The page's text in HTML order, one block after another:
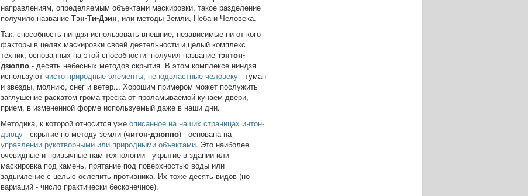
направлениям, определяемым объектами маскировки, такое разделение
получило название Тэн-Ти-Дзин, или методы Земли, Неба и Человека.
Так, способность ниндзя использовать внешние, независимые ни от кого
факторы в целях маскировки своей деятельности и целый комплекс
техник, основанных на этой способности получил название тэнтон-
дзюппо - десять небесных методов скрытия. В этом комплексе ниндзя
используют чисто природные элементы, неподвластные человеку - туман
и звезды, молнию, снег и ветер... Хорошим примером может послужить
заглушение раскатом грома треска от проламываемой кунаем двери,
прием, в измененной форме используемый даже в наши дни.
Методика, к которой относится уже описанное на наших страницах интон-
дзюцу - скрытие по методу земли (читон-дзюппо) - основана на
управлении рукотворными или природными объектами. Это наиболее
очевидные и привычные нам технологии - укрытие в здании или
маскировка под камень, прятание под поверхностью воды или
задымление с целью ослепить противника. Их тоже десять видов (но
вариаций - число практически бесконечное).